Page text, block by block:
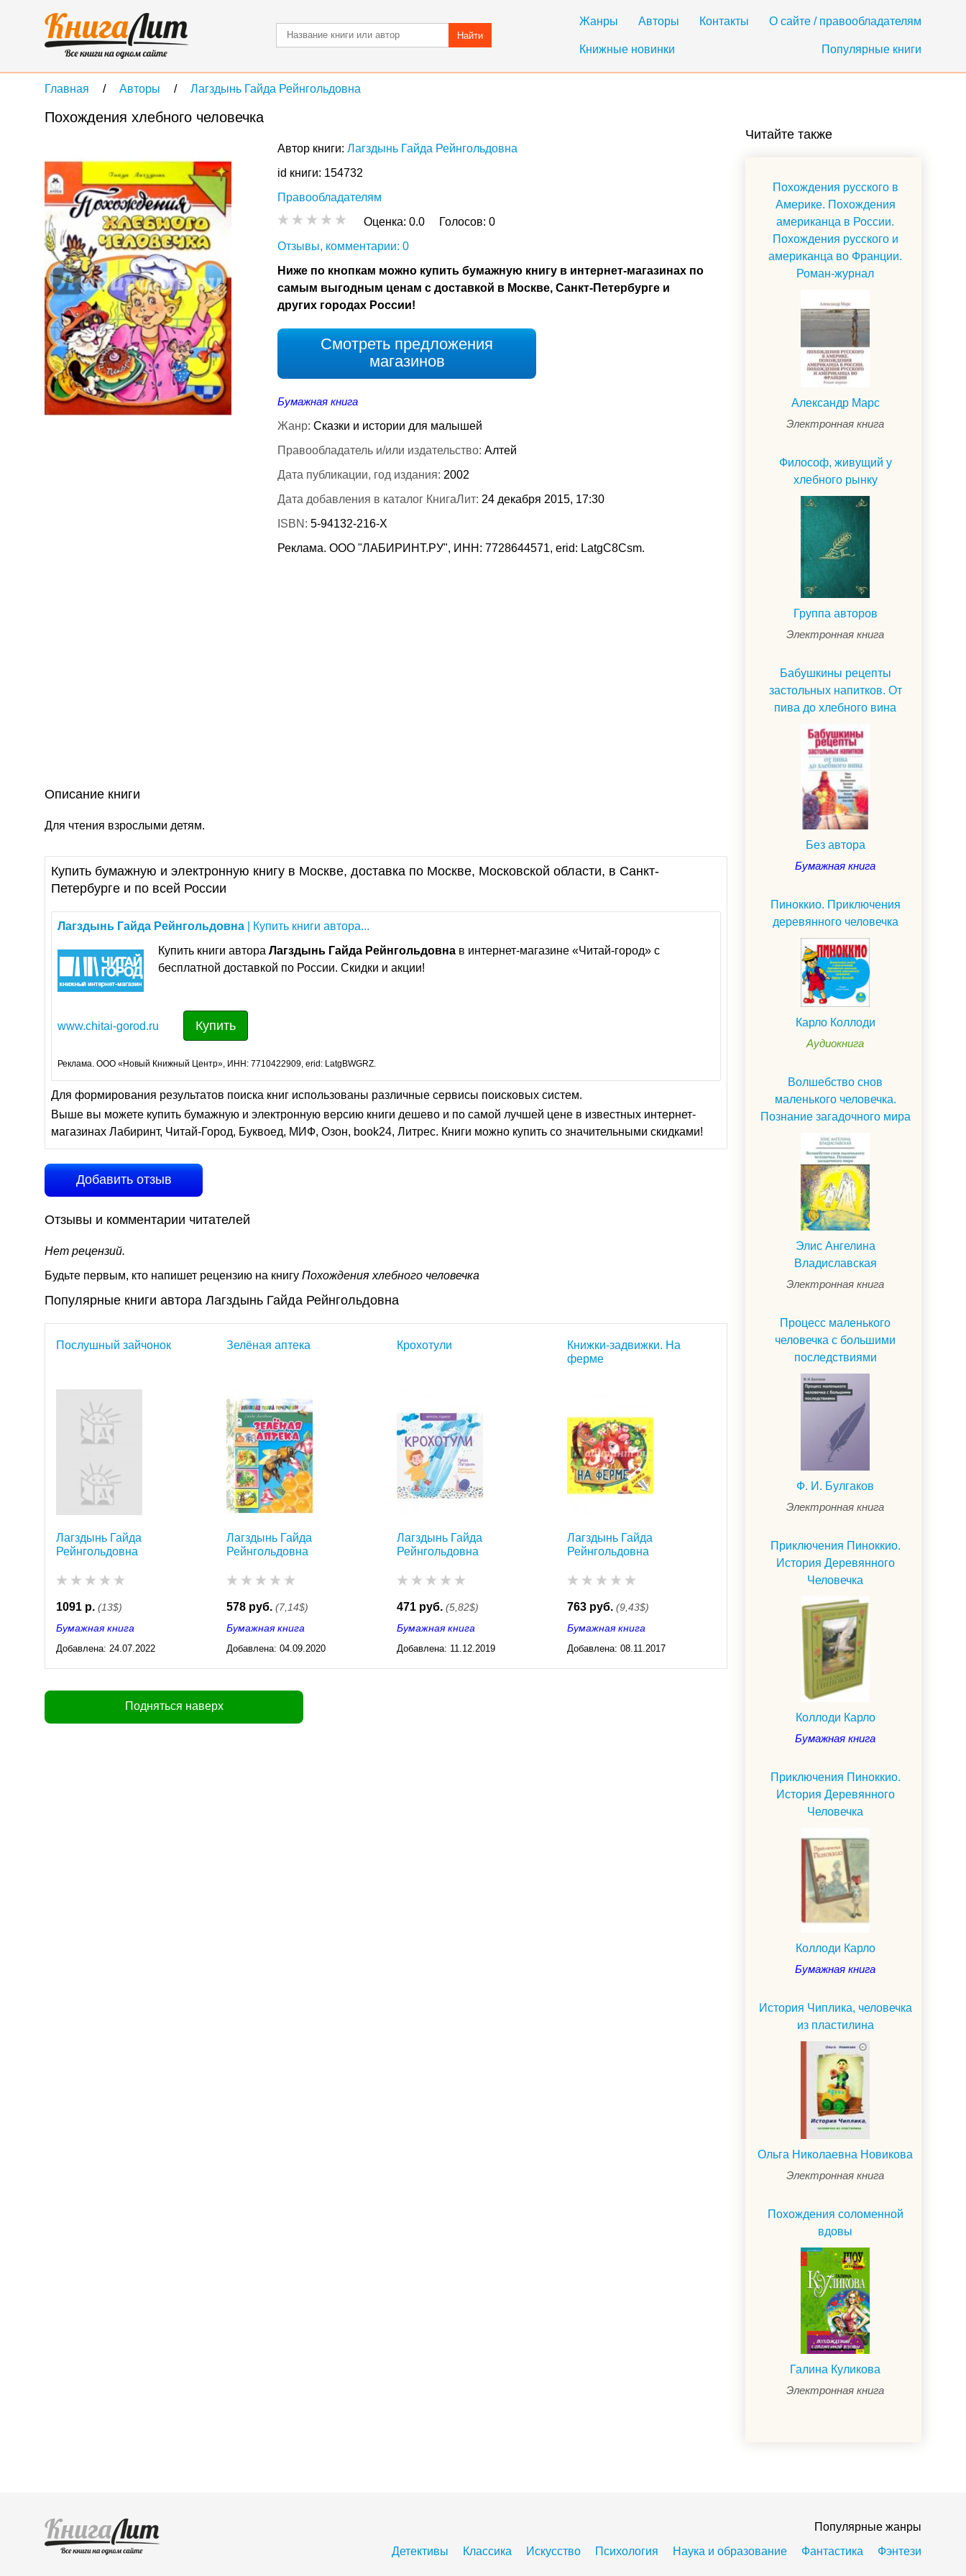
Жанры Авторы Контакты О сайте / правообладателям
Книжные новинки Популярные книги
Найти
Главная Авторы Лагздынь Гайда Рейнгольдовна
Похождения хлебного человечка
Автор книги: Лагздынь Гайда Рейнгольдовна
id книги: 154732
Правообладателям
Оценка: 0.0 Голосов: 0
Отзывы, комментарии: 0
Ниже по кнопкам можно купить бумажную книгу в интернет-магазинах по
самым выгодным ценам с доставкой в Москве, Санкт-Петербурге и
других городах России!
Смотреть предложения
магазинов
Бумажная книга
Жанр: Сказки и истории для малышей
Правообладатель и/или издательство: Алтей
Дата публикации, год издания: 2002
Дата добавления в каталог КнигаЛит: 24 декабря 2015, 17:30
ISBN: 5-94132-216-Х
Реклама. ООО "ЛАБИРИНТ.РУ", ИНН: 7728644571, erid: LatgC8Csm.
Описание книги
Для чтения взрослыми детям.
Купить бумажную и электронную книгу в Москве, доставка по Москве, Московской области, в Санкт-
Петербурге и по всей России
Лагздынь Гайда Рейнгольдовна | Купить книги автора...
Купить книги авторa Лагздынь Гайда Рейнгольдовна в интернет-магазине «Читай-город» с
бесплатной доставкой по России. Скидки и акции!
www.chitai-gorod.ru Купить
Реклама. ООО «Новый Книжный Центр», ИНН: 7710422909, erid: LatgBWGRZ.
Для формирования результатов поиска книг использованы различные сервисы поисковых систем.
Выше вы можете купить бумажную и электронную версию книги дешево и по самой лучшей цене в известных интернет-
магазинах Лабиринт, Читай-Город, Буквоед, МИФ, Озон, book24, Литрес. Книги можно купить со значительными скидками!
Добавить отзыв
Отзывы и комментарии читателей
Нет рецензий.
Будьте первым, кто напишет рецензию на книгу Похождения хлебного человечка
Популярные книги автора Лагздынь Гайда Рейнгольдовна
Послушный зайчонок
Лагздынь Гайда
Рейнгольдовна
1091 р. (13$)
Бумажная книга
Добавлена: 24.07.2022
03:28
Зелёная аптека
Лагздынь Гайда
Рейнгольдовна
578 руб. (7,14$)
Бумажная книга
Добавлена: 04.09.2020
15:35
Крохотули
Лагздынь Гайда
Рейнгольдовна
471 руб. (5,82$)
Бумажная книга
Добавлена: 11.12.2019
02:44
Книжки-задвижки. На
ферме
Лагздынь Гайда
Рейнгольдовна
763 руб. (9,43$)
Бумажная книга
Добавлена: 08.11.2017
03:28
Подняться наверх
Читайте также
Похождения русского в
Америке. Похождения
американца в России.
Похождения русского и
американца во Франции.
Роман-журнал
Александр Марс
Электронная книга
Философ, живущий у
хлебного рынку
Группа авторов
Электронная книга
Бабушкины рецепты
застольных напитков. От
пива до хлебного вина
Без автора
Бумажная книга
Пиноккио. Приключения
деревянного человечка
Карло Коллоди
Аудиокнига
Волшебство снов
маленького человечка.
Познание загадочного мира
Элис Ангелина
Владиславская
Электронная книга
Процесс маленького
человечка с большими
последствиями
Ф. И. Булгаков
Электронная книга
Приключения Пиноккио.
История Деревянного
Человечка
Коллоди Карло
Бумажная книга
Приключения Пиноккио.
История Деревянного
Человечка
Коллоди Карло
Бумажная книга
История Чиплика, человечка
из пластилина
Ольга Николаевна Новикова
Электронная книга
Похождения соломенной
вдовы
Галина Куликова
Электронная книга
Популярные жанры
Детективы
Классика Искусство Психология Наука и образование Фантастика Фэнтези